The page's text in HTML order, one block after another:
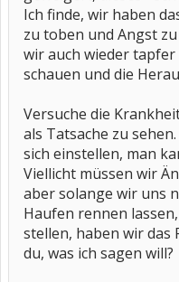
Ich finde, wir haben
zu toben und Angst
wir auch wieder
schauen und die
Versuche die
als Tatsache zu
sich einstellen, man
Viellicht müssen wir
aber solange wir uns
Haufen rennen
stellen, haben wir das
du, was ich sagen will?